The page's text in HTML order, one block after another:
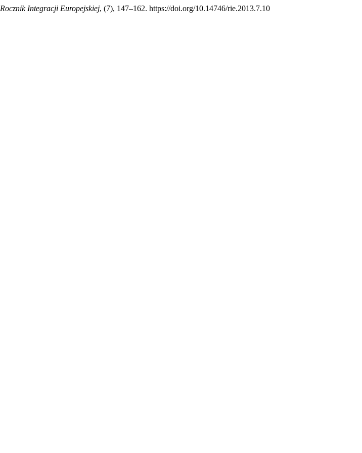
Rocznik Integracji Europejskiej, (7), 147–162. https://doi.org/10.14746/rie.2013.7.10